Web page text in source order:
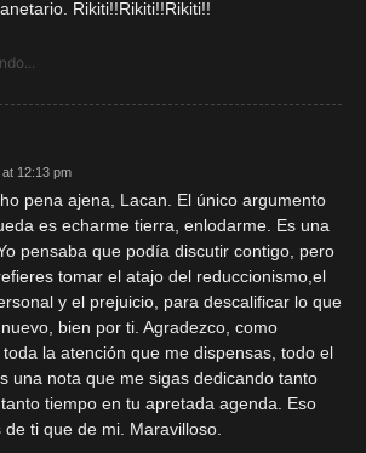
Rikiti!!Rikiti!!Rikiti!!
12:13 pm
pena ajena, Lacan. El único argumento
es echarme tierra, enlodarme. Es una
pensaba que podía discutir contigo, pero
tomar el atajo del reduccionismo,el
y el prejuicio, para descalificar lo que
bien por ti. Agradezco, como
la atención que me dispensas, todo el
una nota que me sigas dedicando tanto
tiempo en tu apretada agenda. Eso
de ti que de mi. Maravilloso.